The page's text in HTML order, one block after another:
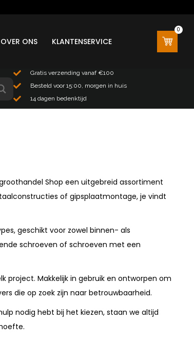
OVER ONS KLANTENSERVICE
0
Gratis verzending vanaf €100
Besteld voor 15:00, morgen in huis
14 dagen bedenktijd
Shop een uitgebreid assortiment
of gipsplaatmontage, je vindt
geschikt voor zowel binnen- als
schroeven of schroeven met een
project. Makkelijk in gebruik en ontworpen om
die op zoek zijn naar betrouwbaarheid.
nodig hebt bij het kiezen, staan we altijd